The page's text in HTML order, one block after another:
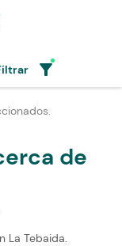
filter_alt
de
La Tebaida.